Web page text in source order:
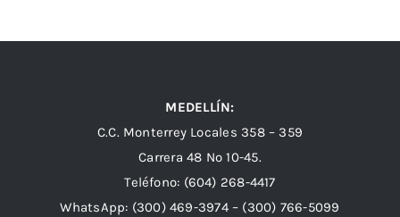
MEDELLÍN:
C.C. Monterrey Locales 358 – 359
Carrera 48 Nº 10-45.
Teléfono: (604) 268-4417
WhatsApp: (300) 469-3974 – (300) 766-5099